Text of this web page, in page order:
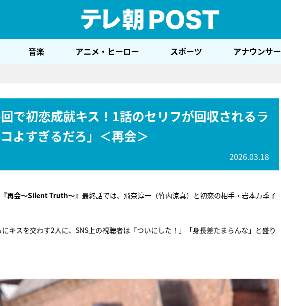
音楽 アニメ・ヒーロー スポーツ アナウンサー
で初恋成就キス！1話のセリフが回収されるラ
よすぎるだろ」＜再会＞
2026.03.18
再会～Silent Truth～』最終話では、飛奈淳一（竹内涼真）と初恋の相手・岩本万季子
キスを交わす2人に、SNS上の視聴者は「ついにした！」「身長差たまらんな」と盛り